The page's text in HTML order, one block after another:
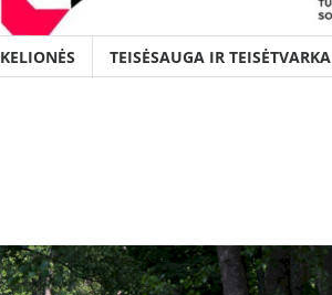
TEISĖSAUGA IR TEISĖTVARKA